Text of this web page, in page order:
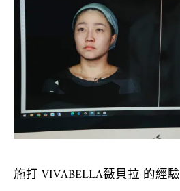
施打 VIVABELLA薇貝拉 的經驗